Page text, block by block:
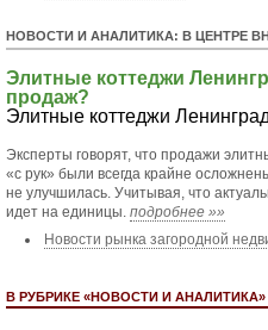
НОВОСТИ И АНАЛИТИКА: В ЦЕНТРЕ
Элитные коттеджи
продаж?
Элитные коттеджи
Эксперты говорят, что продажи
«с рук» были всегда крайне
не улучшилась. Учитывая, что
идет на единицы. подробнее »»
Новости рынка загородной
В РУБРИКЕ «НОВОСТИ И АНАЛИТИКА»
классов иновинках предложений в
неспешного чтения и справнения